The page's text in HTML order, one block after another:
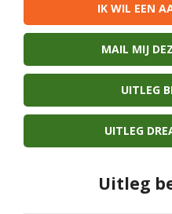
IK WIL EEN
MAIL MIJ
UITLEG
UITLEG
Uitleg